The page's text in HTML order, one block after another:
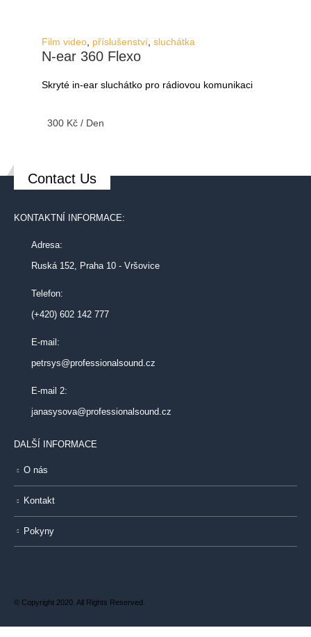
Film video, příslušenství, sluchátka
N-ear 360 Flexo
Skryté in-ear sluchátko pro rádiovou komunikaci
300 Kč / Den
Contact Us
KONTAKTNÍ INFORMACE:
Adresa:
Ruská 152, Praha 10 - Vršovice
Telefon:
(+420) 602 142 777
E-mail:
petrsys@professionalsound.cz
E-mail 2:
janasysova@professionalsound.cz
DALŠÍ INFORMACE
O nás
Kontakt
Pokyny
© Copyright 2020. All Rights Reserved.